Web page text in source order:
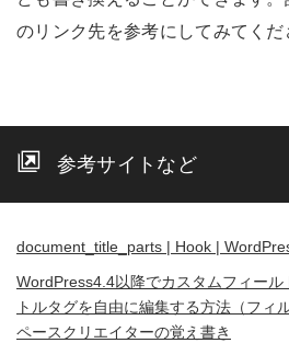
のリンク先を参考にしてみてくだ
参考サイトなど
document_title_parts | Hook |
WordPress4.4以降でカスタムフィール
トルタグを自由に編集する方法（フィ
ペースクリエイターの覚え書き